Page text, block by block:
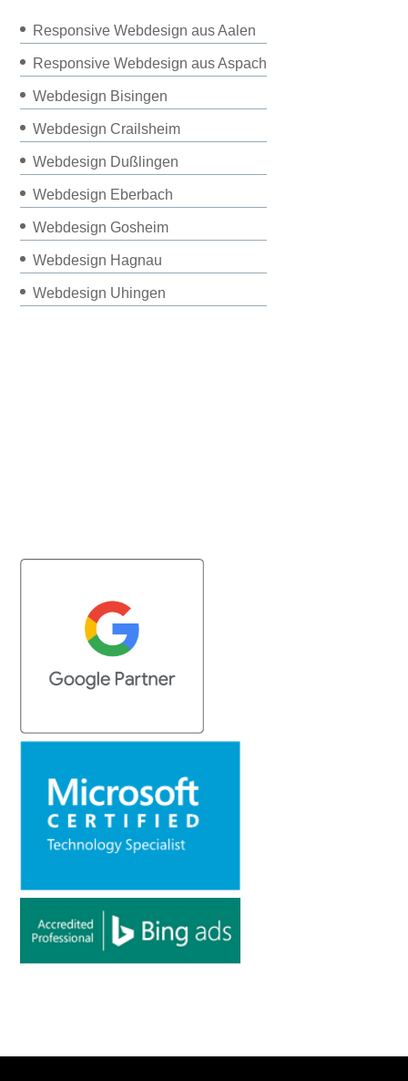
Responsive Webdesign aus Aalen
Responsive Webdesign aus Aspach
Webdesign Bisingen
Webdesign Crailsheim
Webdesign Dußlingen
Webdesign Eberbach
Webdesign Gosheim
Webdesign Hagnau
Webdesign Uhingen